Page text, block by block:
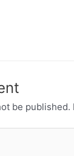
be published.